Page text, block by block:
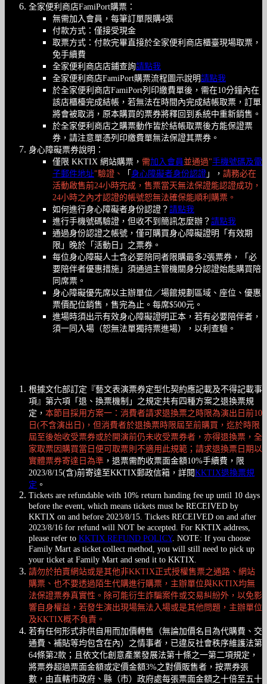
全家便利商店FamiPort購票：
無需加入會員，每筆訂單限購4張
付款方式：僅接受現金
取票方式：付款完畢直接於全家便利商店櫃臺現場取票，
免手續費
全家便利商店店鋪查詢請點我
全家便利商店FamiPort購票流程圖示說明請點我
於全家便利商店FamiPort列印繳費單後，需在10分鐘內在
該店櫃檯完成結帳，若無法在時間內完成結帳取票，訂單
將會被取消，原本購買的票券將釋回到系統中重新銷售。
於全家便利商店之購票動作皆於結帳取票後方能保證票
券，請注意單憑列印繳費單無法保證其票券。
身心障礙票券說明：
僅限 KKTIX 網站購票， 需加入會員 並通過"手機號碼及電
子郵件地址"驗證、 「 身心障礙者身份認證 」， 請務必在
活動啟售前24小時完成，售票當天無法保證能認證成功，
24小時之內才認證的帳號恕無法確保能順利購票。
如何進行身心障礙者身份認證？ 請點我
進行手機號碼驗證，但收不到簡訊怎麼辦？ 請點我
通過身份認證之帳號，僅可購買身心障礙證明「有效期
限」晚於「活動日」之票券。
每位身心障礙人士含必要陪同者限購最多2張票券，「必
要陪伴者優惠措施」須通過主管機關身分認證始能購買陪
同席票。
身心障礙優先席以主辦單位／場館規劃區域、座位、優惠
票價配位銷售，售完為止。每席$500元。
進場時須出示有效身心障礙證明正本，若有必要陪伴者，
須一同入場（恕無法單獨持票進場），以利查驗。
根據文化部訂定『藝文表演票券定型化契約應記載及不得記載事
項』第六項「退、換票機制」之規定共有四種方案之退換票規
定， 本節目採用方案一：消費者請求退換票之時限為演出日前10
日(不含演出日)，但消費者於退換票時限屆至前購買，迄於時限
屆至後始收受票券或於開演前仍未收受票券者，亦得退換票，全
家取票因購買當日便可取票則不適用此規範；請求退換票日期以
實體票券寄達日為準 ，退票需酌收票面金額10%手續費，限
2023/8/15(含)前寄達至KKTIX郵政信箱，詳閱KKTIX退換票規
定 。
Tickets are refundable with 10% return handing fee up until 10 days
before the event, which means tickets must be RECEIVED by
KKTIX on and before 2023/8/15. Tickets RECEIVED on and after
2023/8/16 for refund will NOT be accepted. For KKTIX address,
please refer to KKTIX REFUND POLICY. NOTE: If you choose
Family Mart as ticket collect method, you will still need to pick up
your ticket at Family Mart and send it to KKTIX.
請勿於拍賣網站或是其他非KKTIX正式授權售票之通路、網站
購票、也不要透過陌生代購進行購票，主辦單位與KKTIX均無
法保證票券真實性。除可能衍生詐騙案件或交易糾紛外，以免影
響自身權益，若發生演出現場無法入場或是其他問題，主辦單位
及KKTIX概不負責。
若有任何形式非供自用而加價轉售（無論加價名目為代購費、交
通費、補貼等均包含在內）之情事者，已違反社會秩序維護法第
64條第2款；且依文化創意產業發展法第十條之一第二項規定，
將票券超過票面金額或定價金額3%之對價販售者，按票券張
數，由直轄市政府、縣（市）政府處每張票面金額之十倍至五十